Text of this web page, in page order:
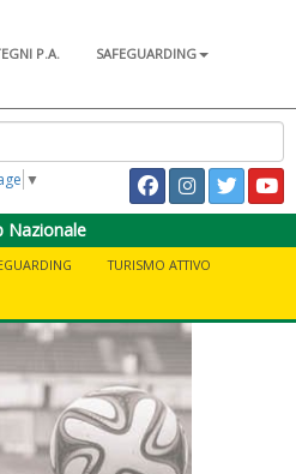
P.A.
SAFEGUARDING
▼
Nazionale
TURISMO ATTIVO